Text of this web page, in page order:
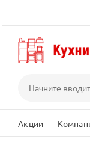
Акции